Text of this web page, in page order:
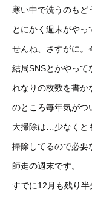
寒い中で洗うのもど
とにかく週末がやっ
せんね、さすがに。
結局SNSとかやっ
れなりの枚数を書か
のところ毎年気がつ
大掃除は…少なくと
掃除してるので必要
師走の週末です。
すでに12月も残り